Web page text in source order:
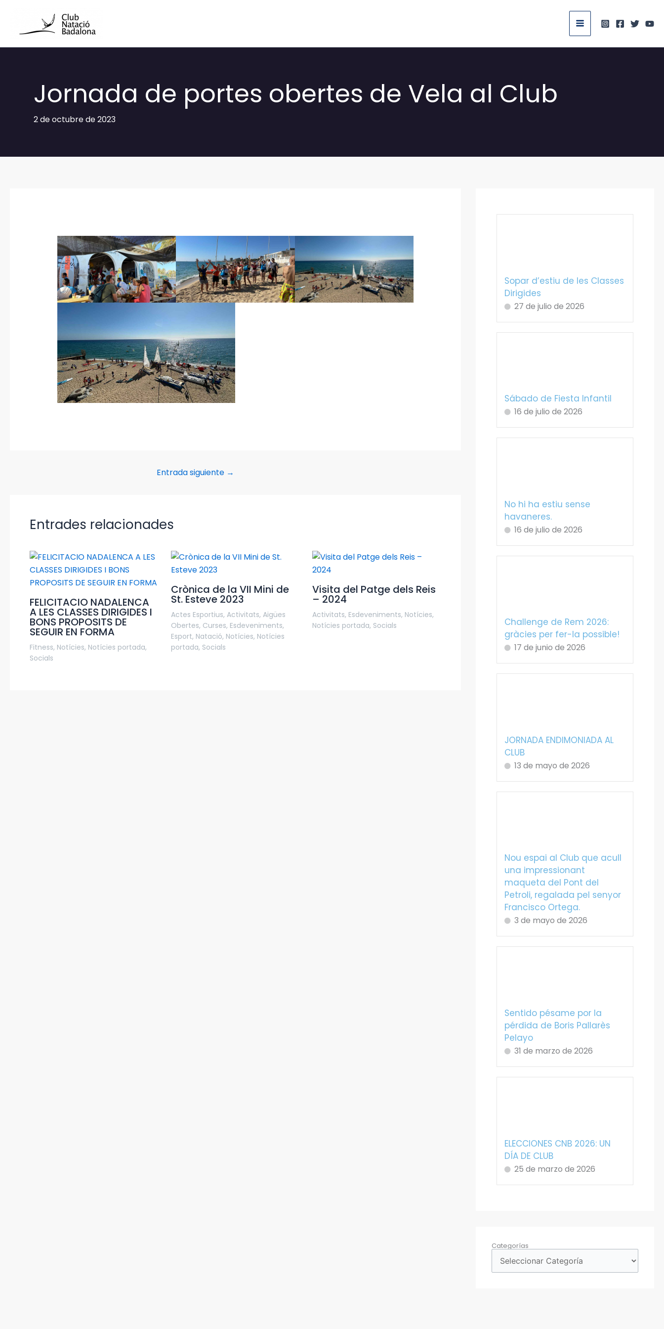
contenido
Jornada de portes obertes de Vela al Club
2 de octubre de 2023
Entrada siguiente →
Entrades relacionades
FELICITACIO NADALENCA
A LES CLASSES DIRIGIDES I
BONS PROPOSITS DE
SEGUIR EN FORMA
Fitness, Notícies, Notícies portada,
Socials
Crònica de la VII Mini de
St. Esteve 2023
Actes Esportius, Activitats, Aigües
Obertes, Curses, Esdeveniments,
Esport, Natació, Notícies, Notícies
portada, Socials
Visita del Patge dels Reis
– 2024
Activitats, Esdeveniments, Notícies,
Notícies portada, Socials
Sopar d’estiu de les Classes
Dirigides
27 de julio de 2026
Sábado de Fiesta Infantil
16 de julio de 2026
No hi ha estiu sense
havaneres.
16 de julio de 2026
Challenge de Rem 2026:
gràcies per fer-la possible!
17 de junio de 2026
JORNADA ENDIMONIADA AL
CLUB
13 de mayo de 2026
Nou espai al Club que acull
una impressionant
maqueta del Pont del
Petroli, regalada pel senyor
Francisco Ortega.
3 de mayo de 2026
Sentido pésame por la
pérdida de Boris Pallarès
Pelayo
31 de marzo de 2026
ELECCIONES CNB 2026: UN
DÍA DE CLUB
25 de marzo de 2026
Categorías